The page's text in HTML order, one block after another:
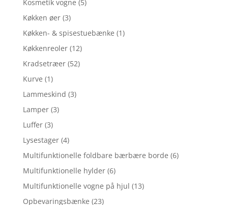
Kosmetik vogne (5)
Køkken øer (3)
Køkken- & spisestuebænke (1)
Køkkenreoler (12)
Kradsetræer (52)
Kurve (1)
Lammeskind (3)
Lamper (3)
Luffer (3)
Lysestager (4)
Multifunktionelle foldbare bærbære borde (6)
Multifunktionelle hylder (6)
Multifunktionelle vogne på hjul (13)
Opbevaringsbænke (23)